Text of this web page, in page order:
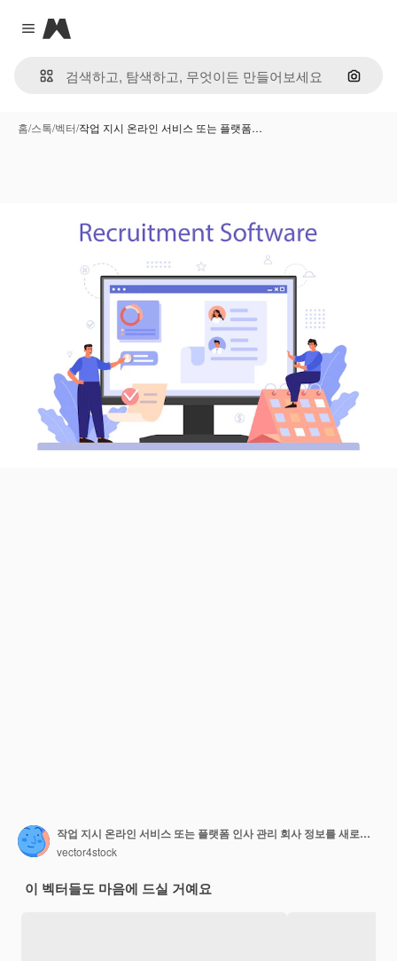
Close menu
Magnific
이미지
홈/스톡/벡터/작업 지시 온라인 서비스 또는 플랫폼…
작업 지시 온라인 서비스 또는 플랫폼 인사 관리 회사 정보를 새로운 직원에게 제공 모집 소프트웨어 격리 된 평면 벡터 일러스트 레이션
vector4stock
이 벡터들도 마음에 드실 거예요